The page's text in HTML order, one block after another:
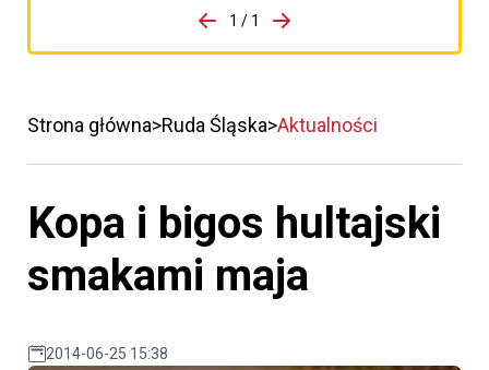
porzpedniego komunikatu
1 / 1
Przejdź do następnego
Strona główna Ruda Śląska Aktualności
Kopa i bigos hultajski
smakami maja
2014-06-25 15:38